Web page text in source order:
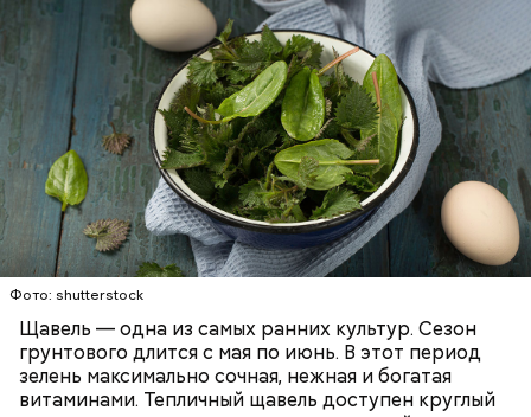
Фото: shutterstock
Щавель — одна из самых ранних культур. Сезон
грунтового длится с мая по июнь. В этот период
зелень максимально сочная, нежная и богатая
витаминами. Тепличный щавель доступен круглый
Опасность же щавеля состоит в том, что он
содержит большое количество щавелевой кислоты,
которая может способствовать образованию
ЗДОРОВЬЕ ВРАЧИ
РАСТЕНИЯ
ПРОДУКТЫ